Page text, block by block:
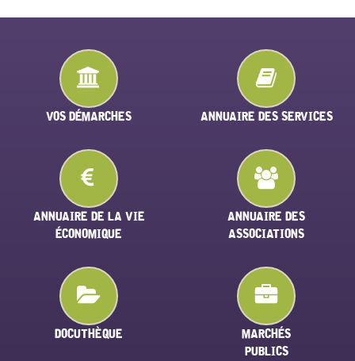
VOS DÉMARCHES ANNUAIRE DES SERVICES
ANNUAIRE DE LA VIE
ÉCONOMIQUE
ANNUAIRE DES
ASSOCIATIONS
DOCUTHÈQUE
MARCHÉS
PUBLICS